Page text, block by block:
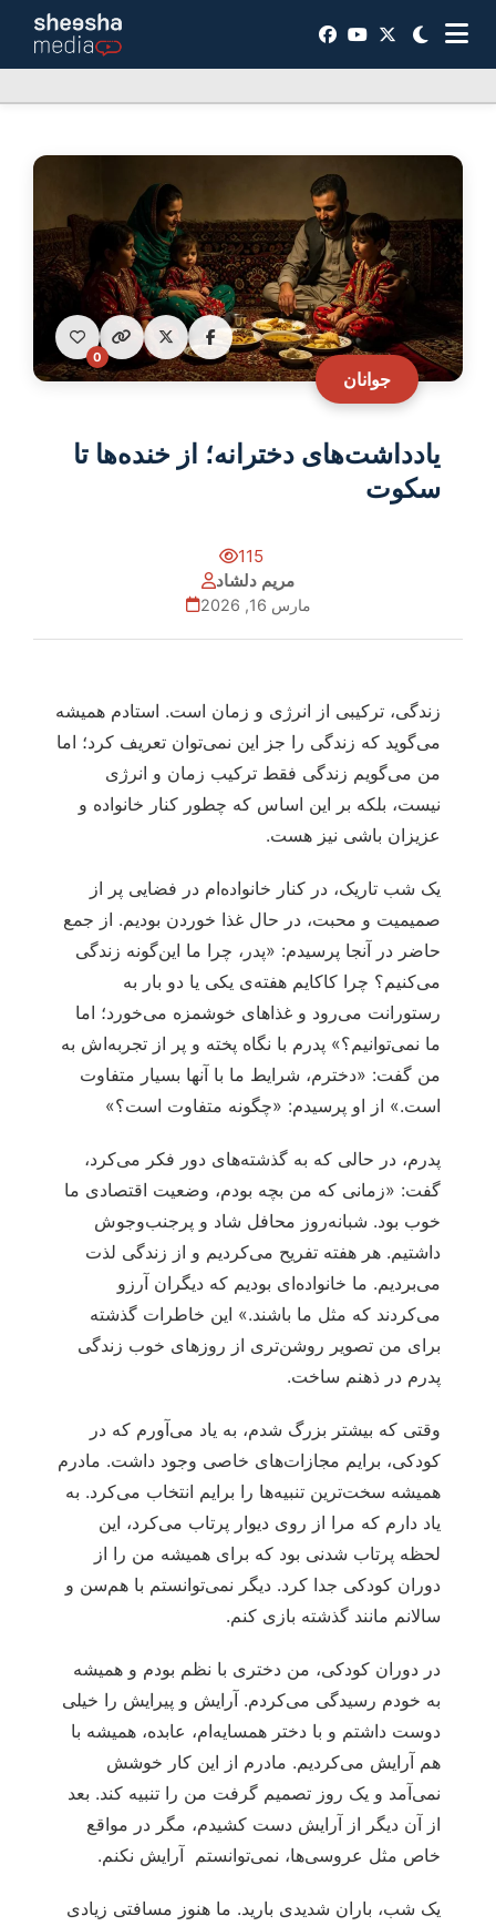
جوانان
0
یادداشت‌های دخترانه؛ از خنده‌ها تا
سکوت
115
مریم دلشاد
مارس 16, 2026
زندگی، ترکیبی از انرژی و زمان است. استادم همیشه
می‌گوید که زندگی را جز این نمی‌توان تعریف کرد؛ اما
من می‌گویم زندگی فقط ترکیب زمان و انرژی
نیست، بلکه بر این اساس که چطور کنار خانواده و
عزیزان باشی نیز هست.
یک شب تاریک، در کنار خانواده‌ام در فضایی پر از
صمیمیت و محبت، در حال غذا خوردن بودیم. از جمع
حاضر در آنجا پرسیدم: «پدر، چرا ما این‌گونه زندگی
می‌کنیم؟ چرا کاکایم هفته‌ی یکی یا دو بار به
رستورانت می‌رود و غذاهای خوشمزه می‌خورد؛ اما
ما نمی‌توانیم؟» پدرم با نگاه پخته و پر از تجربه‌اش به
من گفت: «دخترم، شرایط ما با آنها بسیار متفاوت
است.» از او پرسیدم: «چگونه متفاوت است؟»
پدرم، در حالی که به گذشته‌های دور فکر می‌کرد،
گفت: «زمانی که من بچه بودم، وضعیت اقتصادی ما
خوب بود. شبانه‌روز محافل شاد و پرجنب‌وجوش
داشتیم. هر هفته تفریح می‌کردیم و از زندگی لذت
می‌بردیم. ما خانواده‌ای بودیم که دیگران آرزو
می‌کردند که مثل ما باشند.» این خاطرات گذشته
برای من تصویر روشن‌تری از روزهای خوب زندگی
پدرم در ذهنم ساخت.
وقتی که بیشتر بزرگ شدم، به یاد می‌آورم که در
کودکی، برایم مجازات‌های خاصی وجود داشت. مادرم
همیشه سخت‌ترین تنبیه‌ها را برایم انتخاب می‌کرد. به
یاد دارم که مرا از روی دیوار پرتاب می‌کرد، این
لحظه پرتاب شدنی بود که برای همیشه من را از
دوران کودکی جدا کرد. دیگر نمی‌توانستم با هم‌سن و
سالانم مانند گذشته بازی کنم.
در دوران کودکی، من دختری با نظم بودم و همیشه
به خودم رسیدگی می‌کردم. آرایش و پیرایش را خیلی
دوست داشتم و با دختر همسایه‌ام، عابده، همیشه با
هم آرایش می‌کردیم. مادرم از این کار خوشش
نمی‌آمد و یک روز تصمیم گرفت من را تنبیه کند. بعد
از آن دیگر از آرایش دست کشیدم، مگر در مواقع
خاص مثل عروسی‌ها، نمی‌توانستم آرایش نکنم.
یک شب، باران شدیدی بارید. ما هنوز مسافتی زیادی